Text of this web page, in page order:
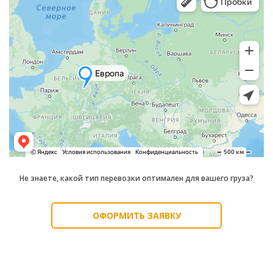
Не знаете, какой тип перевозки оптимален для вашего груза?
ОФОРМИТЬ ЗАЯВКУ